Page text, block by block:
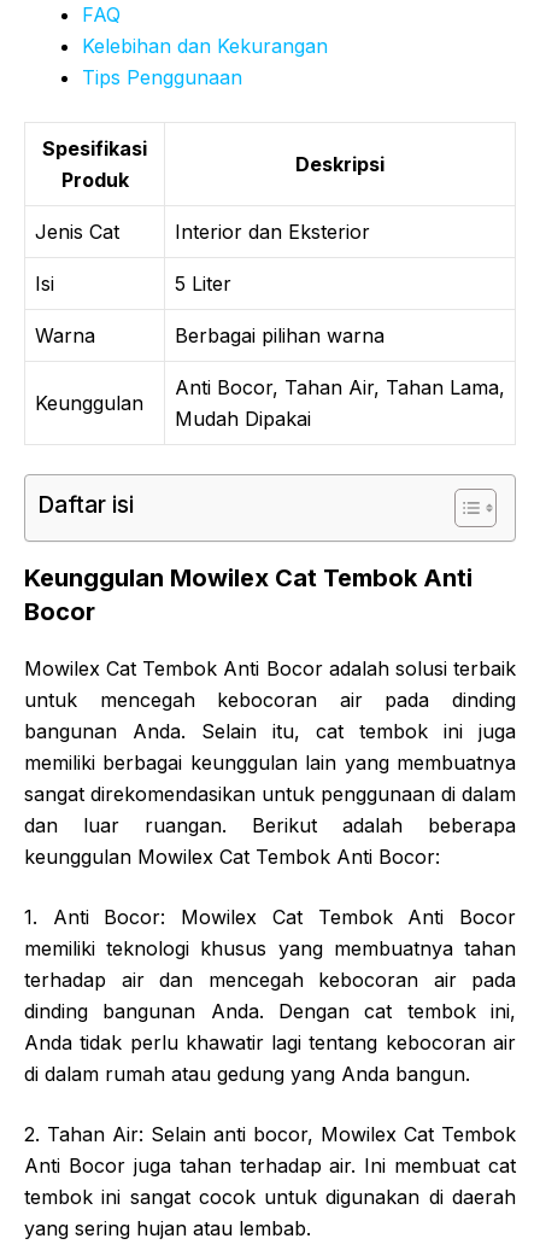
FAQ
Kelebihan dan Kekurangan
Tips Penggunaan
Spesifikasi
Produk
Deskripsi
Jenis Cat Interior dan Eksterior
Isi 5 Liter
Warna Berbagai pilihan warna
Keunggulan
Anti Bocor, Tahan Air, Tahan Lama,
Mudah Dipakai
Daftar isi
Keunggulan Mowilex Cat Tembok Anti
Bocor
Mowilex Cat Tembok Anti Bocor adalah solusi terbaik
untuk mencegah kebocoran air pada dinding
bangunan Anda. Selain itu, cat tembok ini juga
memiliki berbagai keunggulan lain yang membuatnya
sangat direkomendasikan untuk penggunaan di dalam
dan luar ruangan. Berikut adalah beberapa
keunggulan Mowilex Cat Tembok Anti Bocor:
1. Anti Bocor: Mowilex Cat Tembok Anti Bocor
memiliki teknologi khusus yang membuatnya tahan
terhadap air dan mencegah kebocoran air pada
dinding bangunan Anda. Dengan cat tembok ini,
Anda tidak perlu khawatir lagi tentang kebocoran air
di dalam rumah atau gedung yang Anda bangun.
2. Tahan Air: Selain anti bocor, Mowilex Cat Tembok
Anti Bocor juga tahan terhadap air. Ini membuat cat
tembok ini sangat cocok untuk digunakan di daerah
yang sering hujan atau lembab.